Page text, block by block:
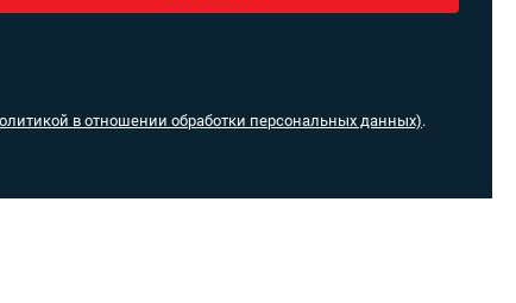
в отношении обработки персональных данных).​​​